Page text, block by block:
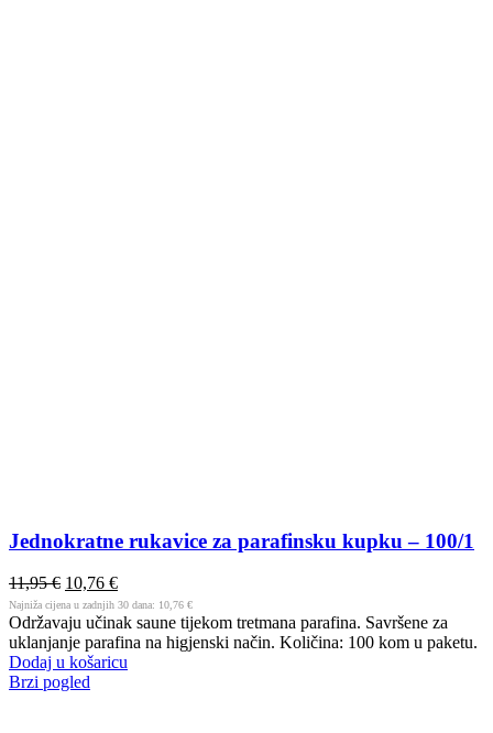
Jednokratne rukavice za parafinsku kupku – 100/1
11,95€ 10,76 €
Najniža cijena u zadnjih 30 dana: 10,76 €
Održavaju učinak saune tijekom tretmana parafina. Savršene za
uklanjanje parafina na higjenski način. Količina: 100 kom u paketu.
Dodaj u košaricu
Brzi pogled